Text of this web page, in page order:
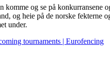
komme og se på konkurransene
og heie på de norske fekterne
under.
tournaments | Eurofencing